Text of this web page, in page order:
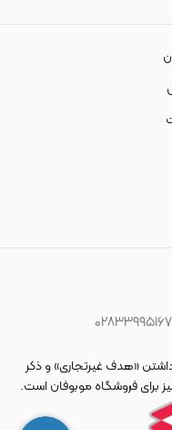
۰۲۸۳۳۹۹۵۱۶۷
«هدف غیرتجاری» و ذکر
برای فروشگاه موبوفان است.